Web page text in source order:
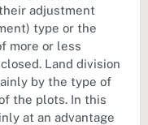
adjustment
type or the
more or less
Land division
by the type of
the plots. In this
at an advantage